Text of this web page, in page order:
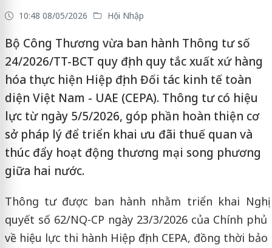
10:48 08/05/2026 Hội Nhập
Bộ Công Thương vừa ban hành Thông tư số
24/2026/TT-BCT quy định quy tắc xuất xứ hàng
hóa thực hiện Hiệp định Đối tác kinh tế toàn
diện Việt Nam - UAE (CEPA). Thông tư có hiệu
lực từ ngày 5/5/2026, góp phần hoàn thiện cơ
sở pháp lý để triển khai ưu đãi thuế quan và
thúc đẩy hoạt động thương mại song phương
giữa hai nước.
Thông tư được ban hành nhằm triển khai Nghị
quyết số 62/NQ-CP ngày 23/3/2026 của Chính phủ
về hiệu lực thi hành Hiệp định CEPA, đồng thời bảo